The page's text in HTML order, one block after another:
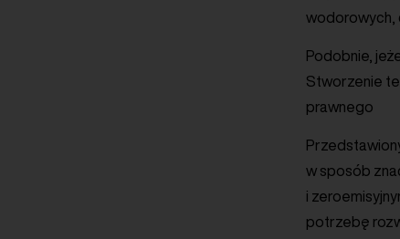
wodorowych,
Podobnie,
Stworzenie
prawnego
w sposób
i
potrzebę